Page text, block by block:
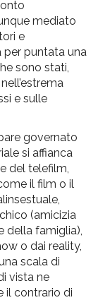
mediato
e
puntata una
sono stati,
e sulle
governato
si affianca
del telefilm,
il film o il
(amicizia
della famiglia),
o dai reality,
scala di
vista ne
il contrario di